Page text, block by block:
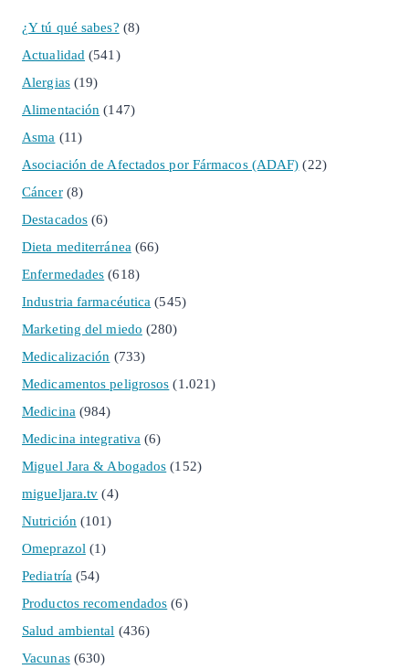
¿Y tú qué sabes? (8)
Actualidad (541)
Alergias(19)
Alimentación (147)
Asma (11)
Asociación de Afectados por Fármacos (ADAF) (22)
Cáncer(8)
Destacados (6)
Dieta mediterránea(66)
Enfermedades (618)
Industria farmacéutica (545)
Marketing del miedo (280)
Medicalización (733)
Medicamentos peligrosos (1.021)
Medicina(984)
Medicina integrativa (6)
Miguel Jara & Abogados (152)
migueljara.tv (4)
Nutrición(101)
Omeprazol(1)
Pediatría(54)
Productos recomendados (6)
Salud ambiental (436)
Vacunas(630)